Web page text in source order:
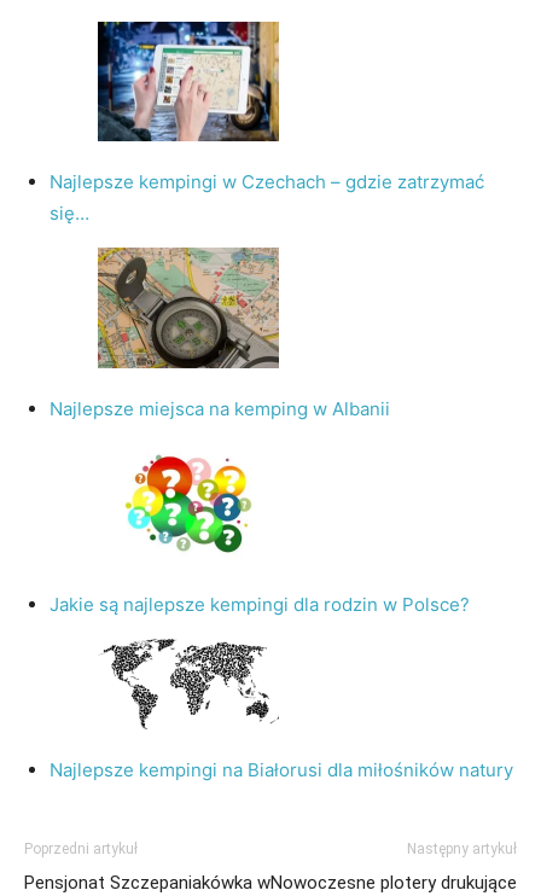
Najlepsze kempingi w Czechach – gdzie zatrzymać
się…
Najlepsze miejsca na kemping w Albanii
Jakie są najlepsze kempingi dla rodzin w Polsce?
Najlepsze kempingi na Białorusi dla miłośników natury
Poprzedni artykuł
Pensjonat Szczepaniakówka w
Następny artykuł
Nowoczesne plotery drukujące